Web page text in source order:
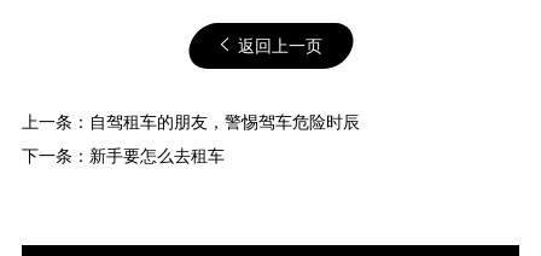
返回上一页
上一条： 自驾租车的朋友，警惕驾车危险时辰
下一条： 新手要怎么去租车